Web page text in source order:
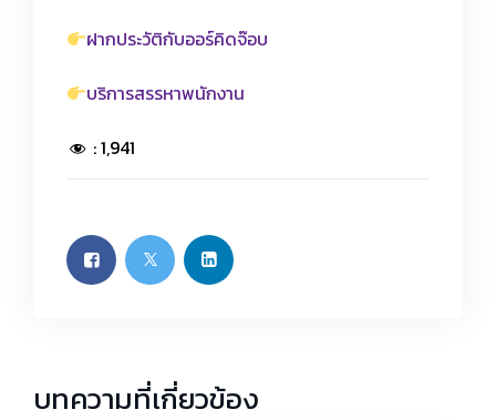
ฝากประวัติกับออร์คิดจ๊อบ
บริการสรรหาพนักงาน
:1,941
บทความที่เกี่ยวข้อง